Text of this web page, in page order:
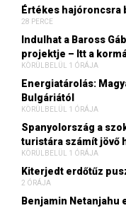
Értékes hajóroncsra
28 PERCE
Indulhat a Baross
projektje – Itt a
KÖRÜLBELÜL 1 ÓRÁJA
Energiatárolás:
Bulgáriától
KÖRÜLBELÜL 1 ÓRÁJA
Spanyolország a
turistára számít jövő
KÖRÜLBELÜL 1 ÓRÁJA
Kiterjedt erdőtűz
2 ÓRÁJA
Benjamin